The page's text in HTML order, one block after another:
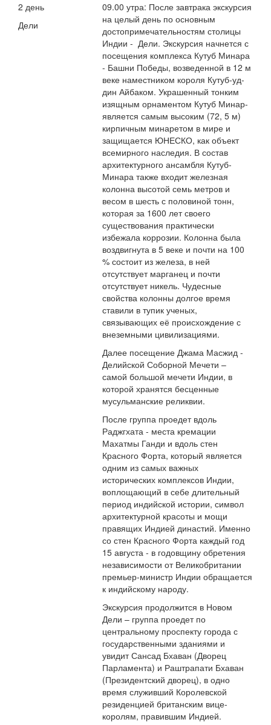
2 день
Дели
09.00 утра: После завтрака экскурсия
на целый день по основным
достопримечательностям столицы
Индии - Дели. Экскурсия начнется с
посещения комплекса Кутуб Минара
- Башни Победы, возведенной в 12 м
веке наместником короля Кутуб-уд-
дин Айбаком. Украшенный тонким
изящным орнаментом Кутуб Минар-
является самым высоким (72, 5 м)
кирпичным минаретом в мире и
защищается ЮНЕСКО, как объект
всемирного наследия. В состав
архитектурного ансамбля Кутуб-
Минара также входит железная
колонна высотой семь метров и
весом в шесть с половиной тонн,
которая за 1600 лет своего
существования практически
избежала коррозии. Колонна была
воздвигнута в 5 веке и почти на 100
% состоит из железа, в ней
отсутствует марганец и почти
отсутствует никель. Чудесные
свойства колонны долгое время
ставили в тупик ученых,
связывающих её происхождение с
внеземными цивилизациями.
Далее посещение Джама Масжид -
Делийской Соборной Мечети –
самой большой мечети Индии, в
которой хранятся бесценные
мусульманские реликвии.
После группа проедет вдоль
Раджгхата - места кремации
Махатмы Ганди и вдоль стен
Красного Форта, который является
одним из самых важных
исторических комплексов Индии,
воплощающий в себе длительный
период индийской истории, символ
архитектурной красоты и мощи
правящих Индией династий. Именно
со стен Красного Форта каждый год
15 августа - в годовщину обретения
независимости от Великобритании
премьер-министр Индии обращается
к индийскому народу.
Экскурсия продолжится в Новом
Дели – группа проедет по
центральному проспекту города с
государственными зданиями и
увидит Сансад Бхаван (Дворец
Парламента) и Раштрапати Бхаван
(Президентский дворец), в одно
время служивший Королевской
резиденцией британским вице-
королям, правившим Индией.